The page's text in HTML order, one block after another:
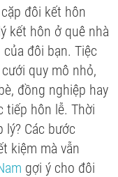
đôi kết hôn
kết hôn ở quê nhà
đôi bạn. Tiệc
quy mô nhỏ,
đồng nghiệp hay
tiếp hôn lễ. Thời
lý? Các bước
kiệm mà vẫn
gợi ý cho đôi